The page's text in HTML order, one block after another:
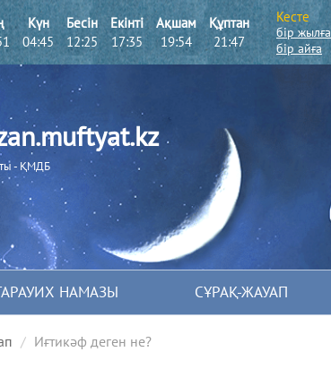
Күн
04:45
Бесін
12:25
Екінті
17:35
Ақшам
19:54
Құптан
21:47
Кесте
бір жылға
бір айға
- ҚМДБ
НАМАЗЫ СҰРАҚ-ЖАУАП
Иғтикәф деген не?